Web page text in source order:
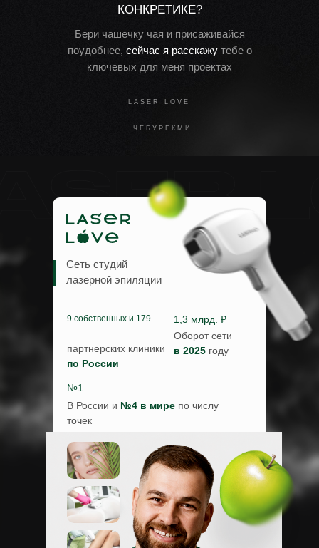
КОНКРЕТИКЕ?
Бери чашечку чая и присаживайся
поудобнее, сейчас я расскажутебе о
ключевых для меня проектах
LASER LOVE
ЧЕБУРЕКМИ
Сеть студий
лазерной эпиляции
9 собственных и 179
партнерских клиники
по России
1,3 млрд. ₽
Оборот сети
в 2025 году
№1
В России и №4 в мире по числу
точек